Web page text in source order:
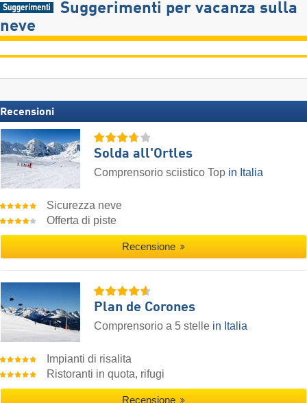
Suggerimenti per vacanza sulla
neve
Recensioni
Solda all'Ortles
Comprensorio sciistico Top in Italia
Sicurezza neve
Offerta di piste
Recensione
Plan de Corones
Comprensorio a 5 stelle in Italia
Impianti di risalita
Ristoranti in quota, rifugi
Recensione